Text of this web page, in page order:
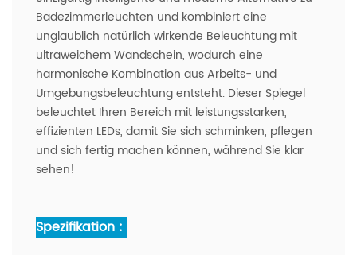
Badezimmerleuchten und kombiniert eine
unglaublich natürlich wirkende Beleuchtung mit
ultraweichem Wandschein, wodurch eine
harmonische Kombination aus Arbeits- und
Umgebungsbeleuchtung entsteht. Dieser Spiegel
beleuchtet Ihren Bereich mit leistungsstarken,
effizienten LEDs, damit Sie sich schminken, pflegen
und sich fertig machen können, während Sie klar
sehen!
Spezifikation :